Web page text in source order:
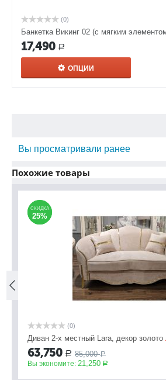
(0)
Банкетка Викинг 02 (с мягким
17,490 Р
ОПЦИИ
Вы просматривали ранее
Похожие товары
СКИДКА
25%
СКИДКА
25%
(0)
Диван 2-х местный Lara, декор золото
63,750 Р 85,000 Р
Вы экономите: 21,250 Р